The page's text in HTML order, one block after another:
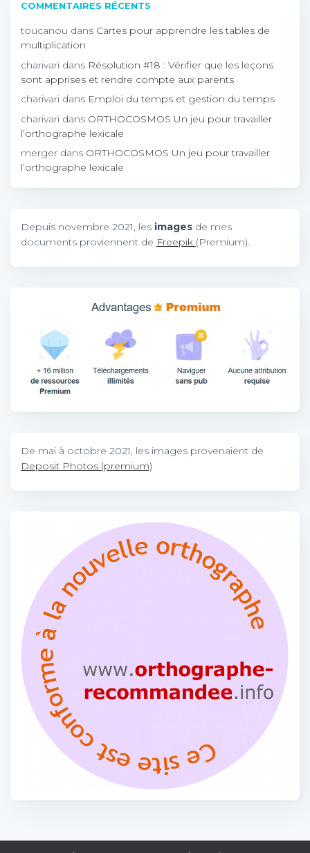
COMMENTAIRES RÉCENTS
toucanou dans Cartes pour apprendre les tables de
multiplication
charivari dans Résolution #18 : Vérifier que les leçons
sont apprises et rendre compte aux parents
charivari dans Emploi du temps et gestion du temps
charivari dans ORTHOCOSMOS Un jeu pour travailler
l’orthographe lexicale
merger dans ORTHOCOSMOS Un jeu pour travailler
l’orthographe lexicale
Depuis novembre 2021, les images de mes
documents proviennent de Freepik (Premium).
De mai à octobre 2021, les images provenaient de
Deposit Photos (premium)